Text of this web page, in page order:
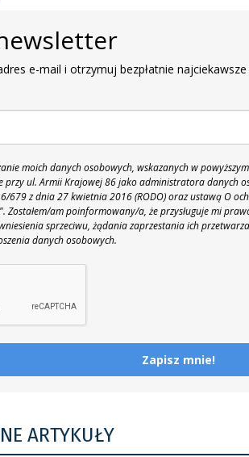
e-mail i otrzymuj bezpłatnie
moich danych osobowych, wskazanych w
przy ul. Armii Krajowej 86 jako administratora danych
679 z dnia 27 kwietnia 2016 (RODO) oraz ustawą O
Zostałem/am poinformowany/a, że przysługuje mi
sprzeciwu, żądania zaprzestania ich
danych osobowych.
Zapisz mnie!
ARTYKUŁY